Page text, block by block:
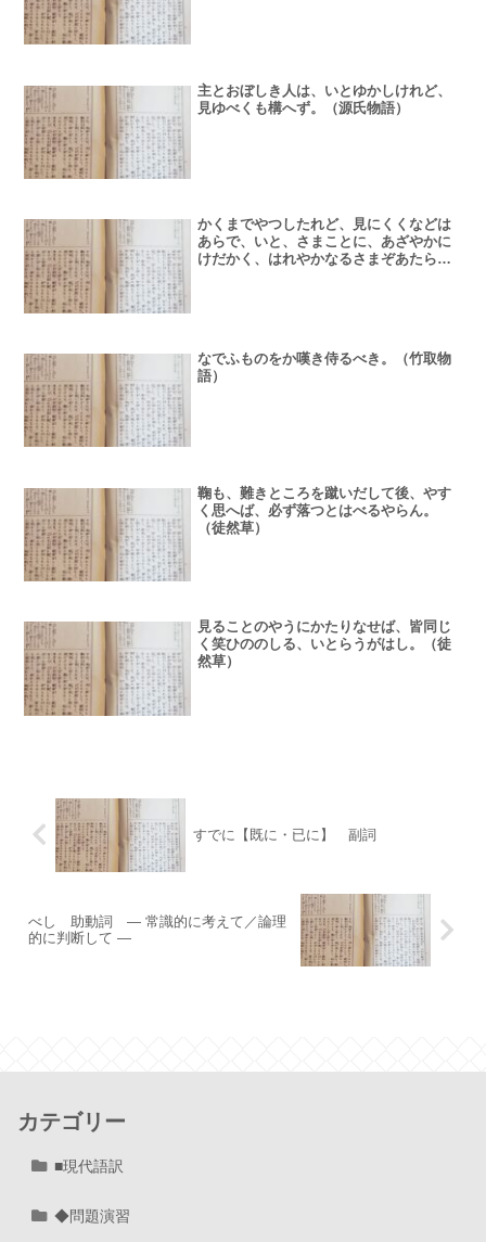
主とおぼしき人は、いとゆかしけれど、
見ゆべくも構へず。（源氏物語）
かくまでやつしたれど、見にくくなどは
あらで、いと、さまことに、あざやかに
けだかく、はれやかなるさまぞあたらし
なでふものをか嘆き侍るべき。（竹取物
語）
鞠も、難きところを蹴いだして後、やす
く思へば、必ず落つとはべるやらん。
（徒然草）
見ることのやうにかたりなせば、皆同じ
く笑ひののしる、いとらうがはし。（徒
然草）
すでに【既に・已に】 副詞
べし 助動詞 ― 常識的に考えて／論理
的に判断して ―
カテゴリー
■現代語訳
◆問題演習